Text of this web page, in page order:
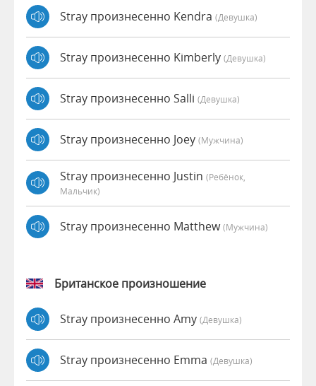
Stray произнесенно Kendra (девушка)
Stray произнесенно Kimberly (девушка)
Stray произнесенно Salli (девушка)
Stray произнесенно Joey (мужчина)
Stray произнесенно Justin (Ребёнок,
Мальчик)
Stray произнесенно Matthew(мужчина)
Британское произношение
Stray произнесенно Amy (девушка)
Stray произнесенно Emma (девушка)